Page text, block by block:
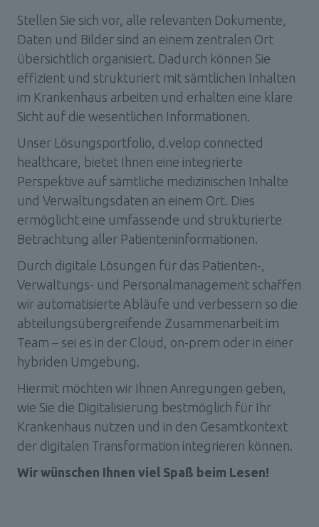
Stellen Sie sich vor, alle relevanten Dokumente,
Daten und Bilder sind an einem zentralen Ort
übersichtlich organisiert. Dadurch können Sie
effizient und strukturiert mit sämtlichen Inhalten
im Krankenhaus arbeiten und erhalten eine klare
Sicht auf die wesentlichen Informationen.
Unser Lösungsportfolio, d.velop connected
healthcare, bietet Ihnen eine integrierte
Perspektive auf sämtliche medizinischen Inhalte
und Verwaltungsdaten an einem Ort. Dies
ermöglicht eine umfassende und strukturierte
Betrachtung aller Patienteninformationen.
Durch digitale Lösungen für das Patienten-,
Verwaltungs- und Personalmanagement schaffen
wir automatisierte Abläufe und verbessern so die
abteilungsübergreifende Zusammenarbeit im
Team – sei es in der Cloud, on-prem oder in einer
hybriden Umgebung.
Hiermit möchten wir Ihnen Anregungen geben,
wie Sie die Digitalisierung bestmöglich für Ihr
Krankenhaus nutzen und in den Gesamtkontext
der digitalen Transformation integrieren können.
Wir wünschen Ihnen viel Spaß beim Lesen!